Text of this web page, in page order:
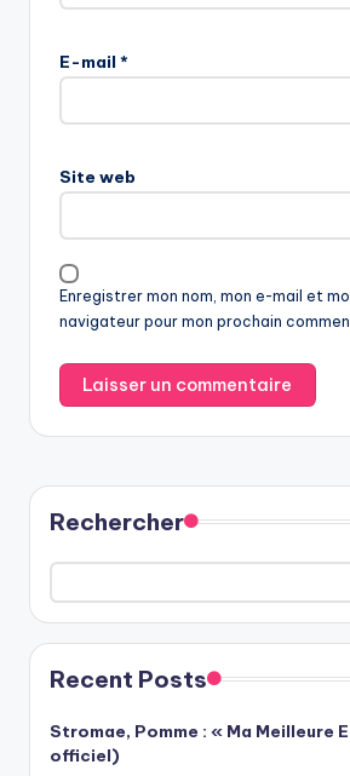
E-mail *
Site web
Enregistrer mon nom, mon e-mail et
navigateur pour mon prochain
Rechercher
Recent Posts
Stromae, Pomme : « Ma Meilleure
officiel)